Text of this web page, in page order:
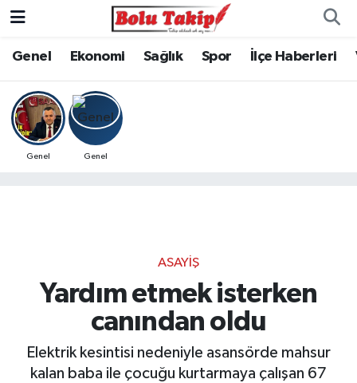
Genel Ekonomi Sağlık Spor İlçe Haberleri
Genel Genel
ASAYIŞ
Yardım etmek isterken
canından oldu
Elektrik kesintisi nedeniyle asansörde mahsur
kalan baba ile çocuğu kurtarmaya çalışan 67